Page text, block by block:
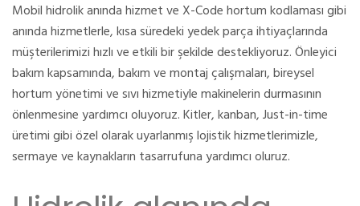
Mobil hidrolik anında hizmet ve X-Code hortum kodlaması gibi
anında hizmetlerle, kısa süredeki yedek parça ihtiyaçlarında
müşterilerimizi hızlı ve etkili bir şekilde destekliyoruz. Önleyici
bakım kapsamında, bakım ve montaj çalışmaları, bireysel
hortum yönetimi ve sıvı hizmetiyle makinelerin durmasının
önlenmesine yardımcı oluyoruz. Kitler, kanban, Just-in-time
üretimi gibi özel olarak uyarlanmış lojistik hizmetlerimizle,
sermaye ve kaynakların tasarrufuna yardımcı oluruz.